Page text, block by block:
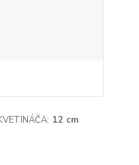
12 cm